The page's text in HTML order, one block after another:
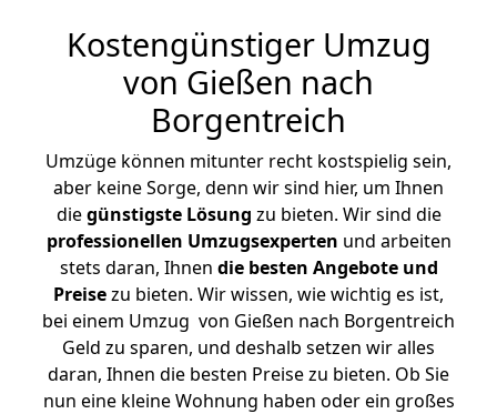
Kostengünstiger Umzug
von Gießen nach
Borgentreich
Umzüge können mitunter recht kostspielig sein,
aber keine Sorge, denn wir sind hier, um Ihnen
diegünstigste Lösung zu bieten. Wir sind die
professionellen Umzugsexperten und arbeiten
stets daran, Ihnen die besten Angebote und
Preisezu bieten. Wir wissen, wie wichtig es ist,
bei einem Umzug von Gießen nach Borgentreich
Geld zu sparen, und deshalb setzen wir alles
daran, Ihnen die besten Preise zu bieten. Ob Sie
nun eine kleine Wohnung haben oder ein großes